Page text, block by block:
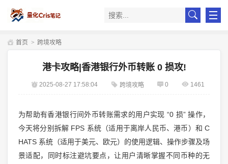
首页 > 跨境攻略
港卡攻略|香港银行外币转账 0 损攻!
2025-08-27 17:58:04 跨境攻略 0 1461
为帮助有香港银行间外币转账需求的用户实现 “0 损”操作，
今天将分别拆解 FPS 系统（适用于离岸人民币、港币）和 C
HATS 系统（适用于美元、欧元）的使用逻辑、操作步骤及场
景适配，同时标注避坑要点，让用户清晰掌握不同币种的无